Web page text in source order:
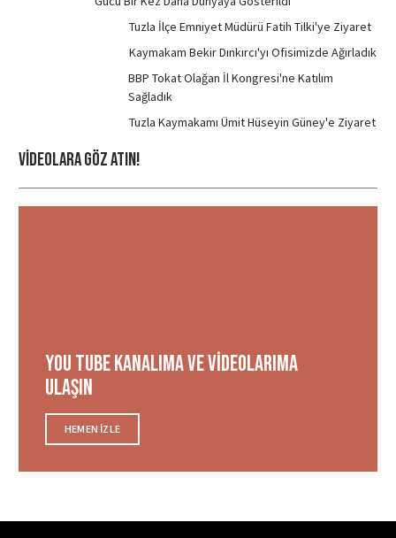
Tuzla İlçe Emniyet Müdürü Fatih Tilki'ye Ziyaret
Kaymakam Bekir Dınkırcı'yı Ofisimizde Ağırladık
BBP Tokat Olağan İl Kongresi'ne Katılım
Sağladık
Tuzla Kaymakamı Ümit Hüseyin Güney'e Ziyaret
Videolara Göz ATIN!
You tube Kanalıma ve videolarıma
ulaşın
HEMEN IZLE